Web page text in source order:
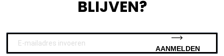
BLIJVEN?
AANMELDEN